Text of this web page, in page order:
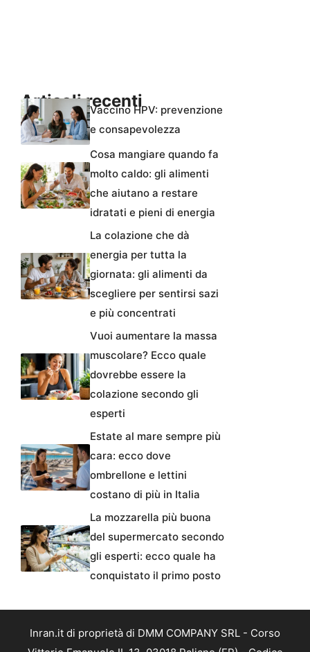
Articoli recentiVaccino HPV: prevenzione
e consapevolezza
Cosa mangiare quando fa
molto caldo: gli alimenti
che aiutano a restare
idratati e pieni di energia
La colazione che dà
energia per tutta la
giornata: gli alimenti da
scegliere per sentirsi sazi
e più concentrati
Vuoi aumentare la massa
muscolare? Ecco quale
dovrebbe essere la
colazione secondo gli
esperti
Estate al mare sempre più
cara: ecco dove
ombrellone e lettini
costano di più in Italia
La mozzarella più buona
del supermercato secondo
gli esperti: ecco quale ha
conquistato il primo posto
Inran.it di proprietà di DMM COMPANY SRL - Corso